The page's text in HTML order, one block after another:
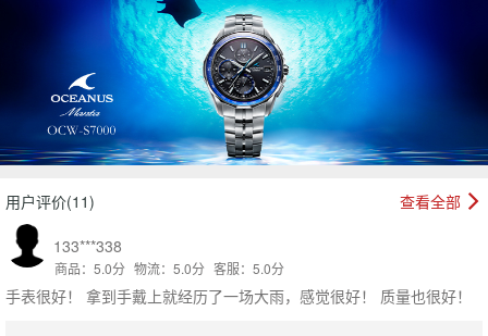
用户评价(11) 查看全部
133***338
商品：5.0分 物流：5.0分 客服：5.0分
手表很好！ 拿到手戴上就经历了一场大雨，感觉很好！ 质量也很好！